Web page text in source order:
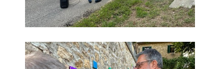
Scala dei pensieri Sant'Ermo